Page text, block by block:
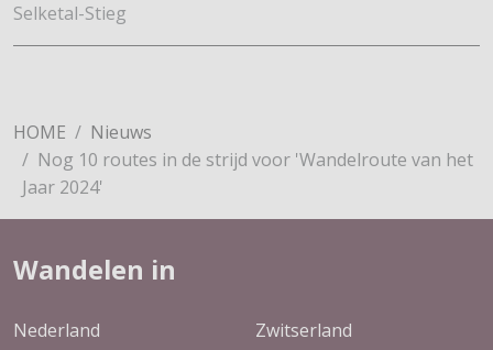
Selketal-Stieg
HOME
Nieuws
Nog 10 routes in de strijd voor 'Wandelroute van het
Jaar 2024'
Wandelen in
Nederland
Zwitserland